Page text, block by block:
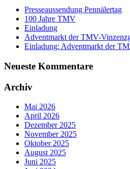
Presseaussendung Pennälertag
100 Jahre TMV
Einladung
Adventmarkt der TMV-
Einladung: Adventmarkt der
Neueste Kommentare
Archiv
Mai 2026
April 2026
Dezember 2025
November 2025
Oktober 2025
August 2025
Juni 2025